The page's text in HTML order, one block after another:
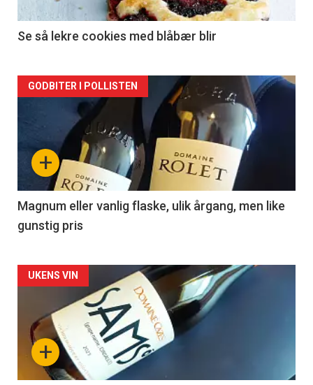
2
Se så lekre cookies med blåbær blir
Forsiden
akkurat
nå
3
+
GODBITER I POLLISTEN
Magnum eller vanlig flaske, ulik årgang, men like
gunstig pris
Forsiden
akkurat
nå+
UKENS VIN